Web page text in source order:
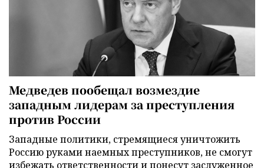
Медведев пообещал возмездие
западным лидерам за преступления
против России
Западные политики, стремящиеся уничтожить
Россию руками наемных преступников, не смогут
избежать ответственности и понесут заслуженное